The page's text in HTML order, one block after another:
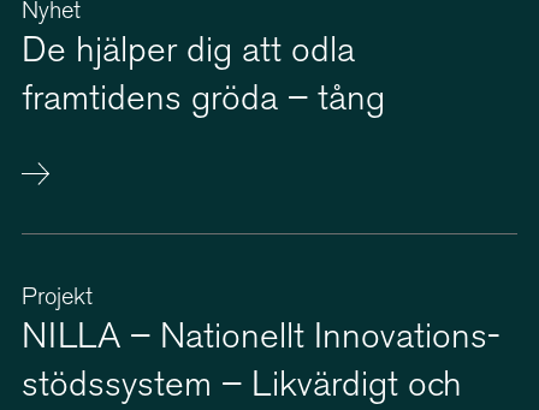
Nyhet
De hjälper dig att odla
framtidens gröda – tång
Projekt
NILLA – Nationellt Innova­tions­
stöds­system – Likvärdigt och